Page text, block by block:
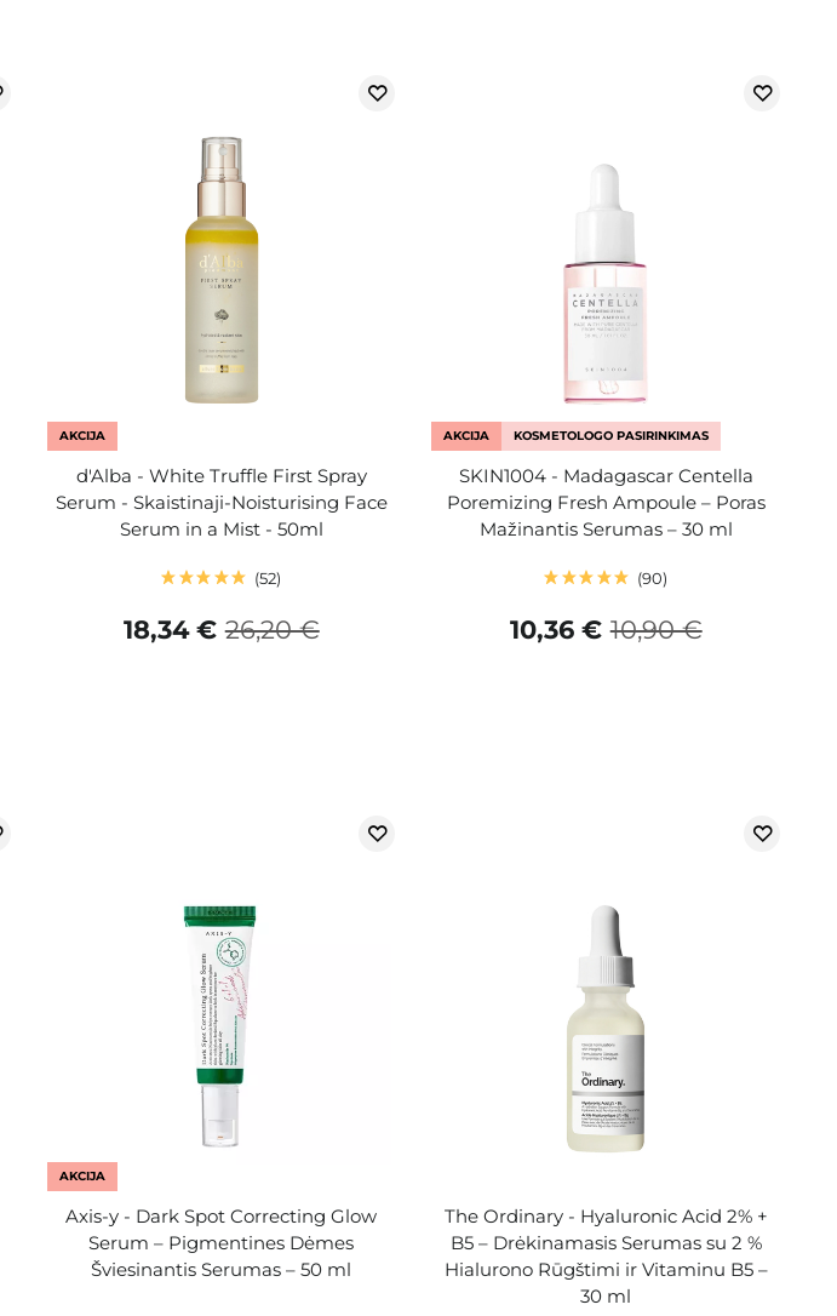
AKCIJA
d'Alba - White Truffle First Spray
Serum - Skaistinaji-Noisturising Face
Serum in a Mist - 50ml
52
26,20 €
18,34 €
AKCIJA KOSMETOLOGO PASIRINKIMAS
SKIN1004 - Madagascar Centella
Poremizing Fresh Ampoule – Poras
Mažinantis Serumas – 30 ml
90
10,90 €
10,36 €
AKCIJA
Axis-y - Dark Spot Correcting Glow
Serum – Pigmentines Dėmes
Šviesinantis Serumas – 50 ml
The Ordinary - Hyaluronic Acid 2% +
B5 – Drėkinamasis Serumas su 2 %
Hialurono Rūgštimi ir Vitaminu B5 –
30 ml